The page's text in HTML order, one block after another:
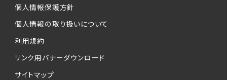
個人情報保護方針
個人情報の取り扱いについて
利用規約
リンク用バナーダウンロード
サイトマップ